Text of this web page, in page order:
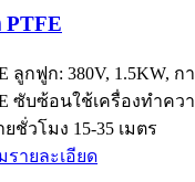
PTFE
ลูกฟูก: 380V, 1.5KW,
ซับซ้อนใช้เครื่องทำค
ชั่วโมง 15-35 เมตร
รายละเอียด